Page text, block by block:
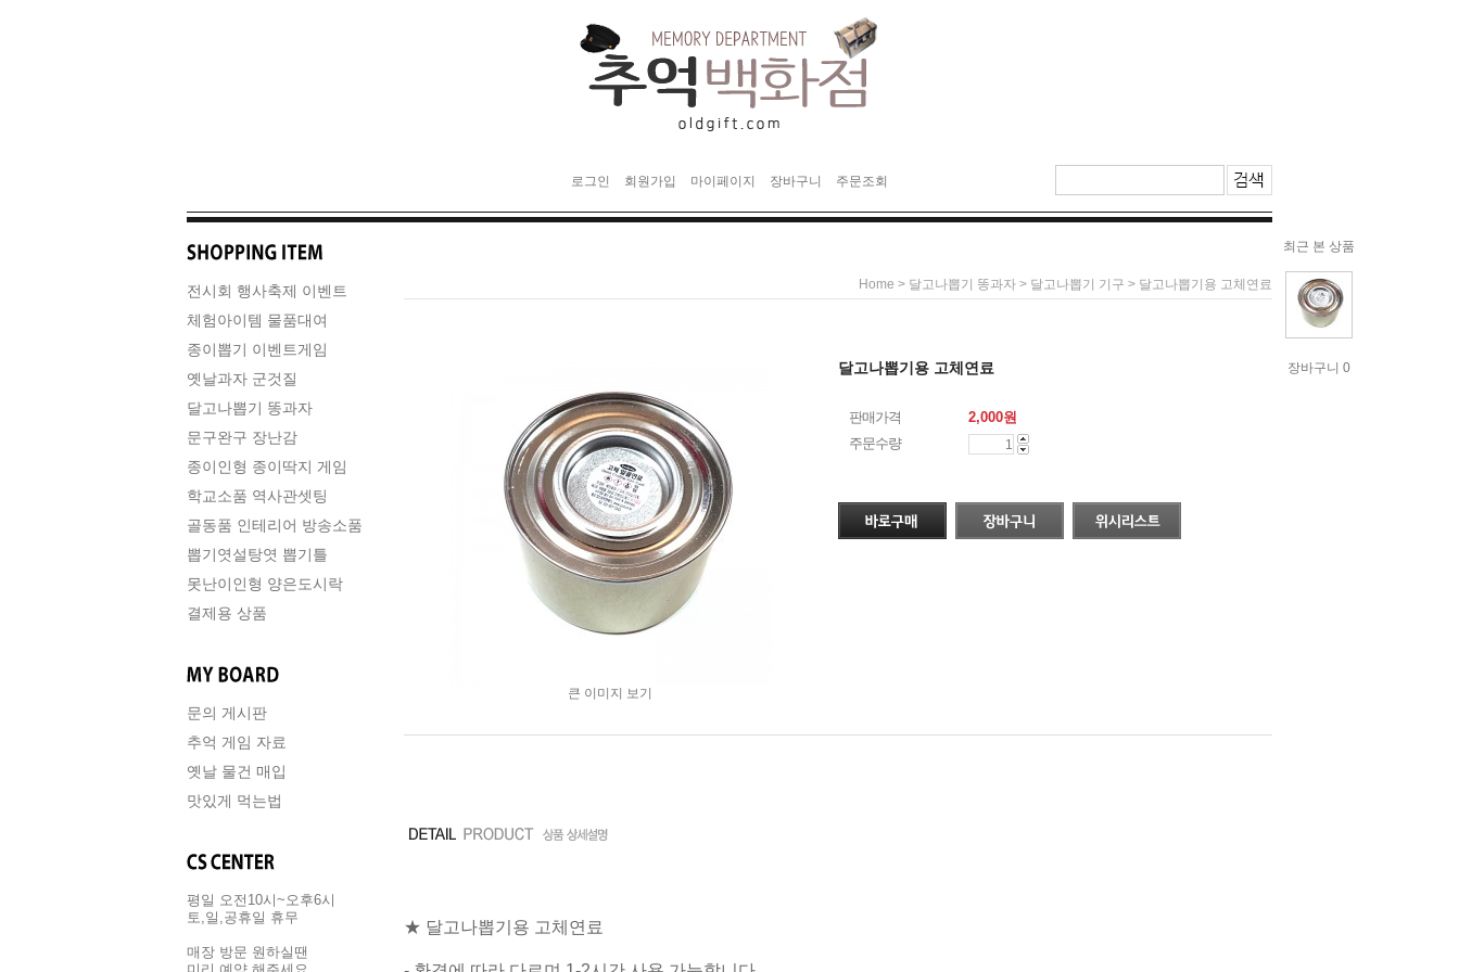
최근 본 상품
장바구니 0
로그인 회원가입 마이페이지 장바구니 주문조회
전시회 행사축제 이벤트
체험아이템 물품대여
종이뽑기 이벤트게임
옛날과자 군것질
달고나뽑기 똥과자
문구완구 장난감
종이인형 종이딱지 게임
학교소품 역사관셋팅
골동품 인테리어 방송소품
뽑기엿설탕엿 뽑기틀
못난이인형 양은도시락
결제용 상품
문의 게시판
추억 게임 자료
옛날 물건 매입
맛있게 먹는법
평일 오전10시~오후6시
토,일,공휴일 휴무
매장 방문 원하실땐
Home > 달고나뽑기 똥과자 > 달고나뽑기 기구 > 달고나뽑기용 고체연료
큰 이미지 보기
달고나뽑기용 고체연료
판매가격 2,000원
주문수량
★ 달고나뽑기용 고체연료